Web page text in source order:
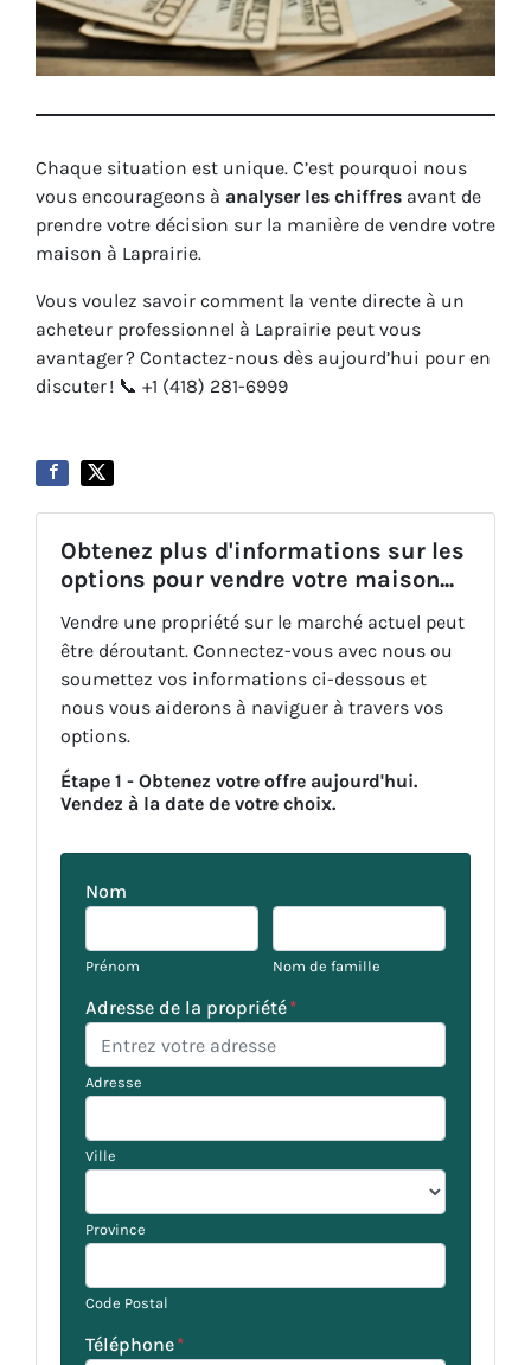
Chaque situation est unique. C’est pourquoi nous
vous encourageons à analyser les chiffres avant de
prendre votre décision sur la manière de vendre votre
maison à Laprairie.
Vous voulez savoir comment la vente directe à un
acheteur professionnel à Laprairie peut vous
avantager ? Contactez-nous dès aujourd’hui pour en
discuter ! 📞 +1 (418) 281-6999
Obtenez plus d'informations sur les
options pour vendre votre maison...
Vendre une propriété sur le marché actuel peut
être déroutant. Connectez-vous avec nous ou
soumettez vos informations ci-dessous et
nous vous aiderons à naviguer à travers vos
options.
Étape 1 - Obtenez votre offre aujourd'hui.
Vendez à la date de votre choix.
Nom
Prénom Nom de famille
Adresse de la propriété*
Adresse
Ville
Province
Code Postal
Téléphone*